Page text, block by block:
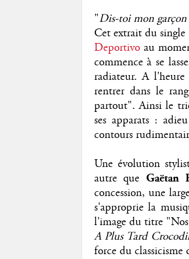
"Dis-toi mon garçon
Cet extrait du single
Deportivoau
commence à se
radiateur. A
rentrer dans le
partout". Ainsi le
ses apparats :
contours
Une évolution
autre que Gaëtan
concession, une
s'approprie la
l'image du titre
A Plus Tard
force du classicisme